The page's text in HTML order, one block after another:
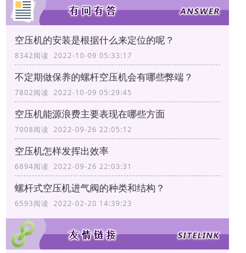
空压机的安装是根据什么来定位的呢？
8342阅读 2022-10-09 05:33:17
不定期做保养的螺杆空压机会有哪些弊端？
7802阅读 2022-10-09 05:29:45
空压机能源浪费主要表现在哪些方面
7008阅读 2022-09-26 22:05:12
空压机怎样发挥出效率
6894阅读 2022-09-26 22:03:31
螺杆式空压机进气阀的种类和结构？
6593阅读 2022-02-20 14:39:23